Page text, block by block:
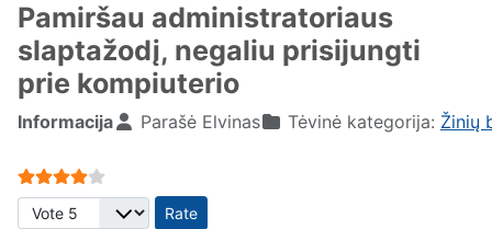
Pamiršau administratoriaus
slaptažodį, negaliu prisijungti
prie kompiuterio
Informacija Parašė Elvinas Tėvinė kategorija: Žinių
User Rating:
Please Rate